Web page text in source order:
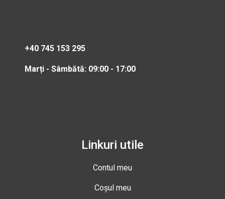
+40 745 153 295
Marți - Sâmbătă: 09:00 - 17:00
Linkuri utile
Contul meu
Coșul meu